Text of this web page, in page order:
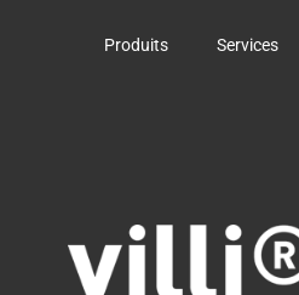
Produits Services